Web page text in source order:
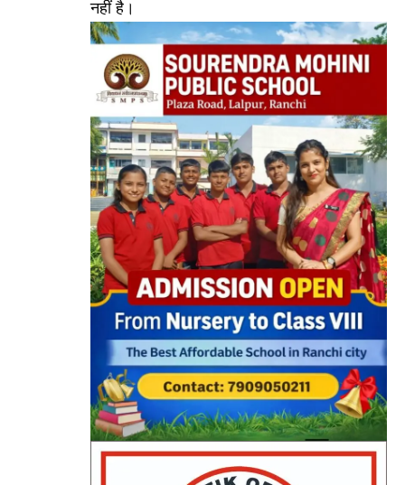
नहीं है।